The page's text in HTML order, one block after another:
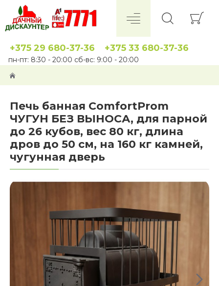
+375 29 680-37-36 +375 33 680-37-36
пн-пт: 8:30 - 20:00 сб-вс: 9:00 - 20:00
Печь банная ComfortProm
ЧУГУН БЕЗ ВЫНОСА, для парной
до 26 кубов, вес 80 кг, длина
дров до 50 см, на 160 кг камней,
чугунная дверь